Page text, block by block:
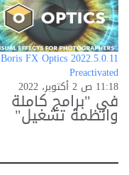
Boris FX Optics 2022.5.0.11
Preactivated
11:18 ص 2 أكتوبر، 2022
في "برامج كاملة
وانظمة تشغيل"